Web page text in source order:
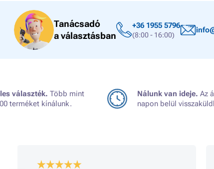
Tanácsadó
a választásban
+36 1955 5796
(8:00 - 16:00)
választék. Több mint
terméket kínálunk.
Nálunk van ideje. Az
napon belül